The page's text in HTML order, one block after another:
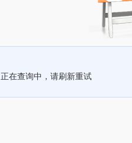
正在查询中，请刷新重试